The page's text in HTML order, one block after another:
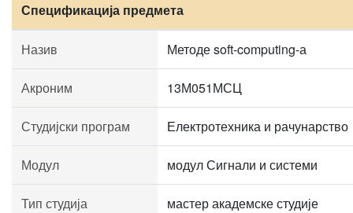
Спецификација предмета
Назив Методе soft-computing-а
Акроним 13М051МСЦ
Студијски програм Електротехника и рачунарство
Модул модул Сигнали и системи
Тип студија мастер академске студије